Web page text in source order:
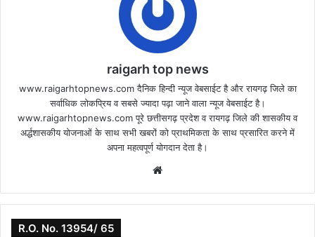
raigarh top news
www.raigarhtopnews.com दैनिक हिन्दी न्यूज वेबसाईट है और रायगढ़ जिले का
सर्वाधिक लोकप्रिय व सबसे ज्यादा पढ़ा जाने वाला न्यूज वेबसाईट है।
www.raigarhtopnews.com पूरे छत्तीसगढ़ प्रदेश व रायगढ़ जिले की शासकीय व
अर्द्धशासकीय योजनाओं के साथ सभी खबरों को प्राथमिकता के साथ प्रसारित करने में
अपना महत्वपूर्ण योगदान देता है।
R.O. No. 13954/ 65